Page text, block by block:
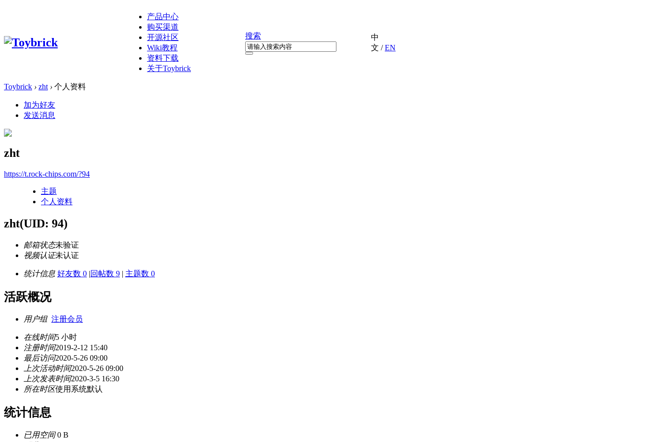
产品中心
购买渠道
开源社区
Wiki教程
资料下载
关于Toybrick
搜索
中
文 /EN
Toybrick › zht › 个人资料
加为好友
发送消息
zht
https://t.rock-chips.com/?94
主题
个人资料
zht(UID: 94)
邮箱状态未验证
视频认证未认证
统计信息 好友数 0 |回帖数 9 | 主题数 0
活跃概况
用户组 注册会员
在线时间5 小时
注册时间2019-2-12 15:40
最后访问2020-5-26 09:00
上次活动时间2020-5-26 09:00
上次发表时间2020-3-5 16:30
所在时区使用系统默认
统计信息
已用空间0 B